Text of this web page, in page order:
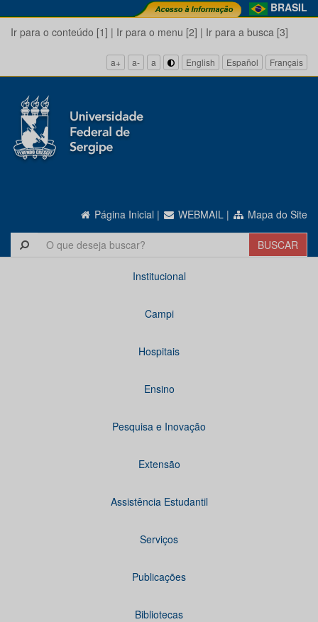
BRASIL
Ir para o conteúdo [1] | Ir para o menu [2] | Ir para a busca [3]
a+ a- a English Español Français
Página Inicial | WEBMAIL | Mapa do Site
Institucional
Campi
Hospitais
Ensino
Pesquisa e Inovação
Extensão
Assistência Estudantil
Serviços
Publicações
Bibliotecas